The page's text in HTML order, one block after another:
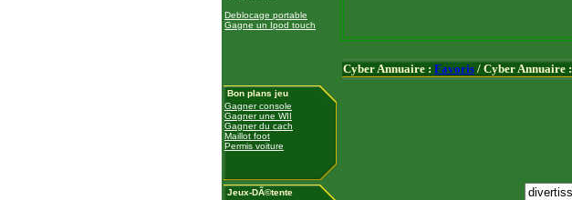
Deblocage portable
Gagne un Ipod touch
Bon plans jeu
Gagner console
Gagner une WII
Gagner du cach
Maillot foot
Permis voiture
Jeux-DÃ©tente
Cyber Annuaire : Favoris / Cyber Annuaire :